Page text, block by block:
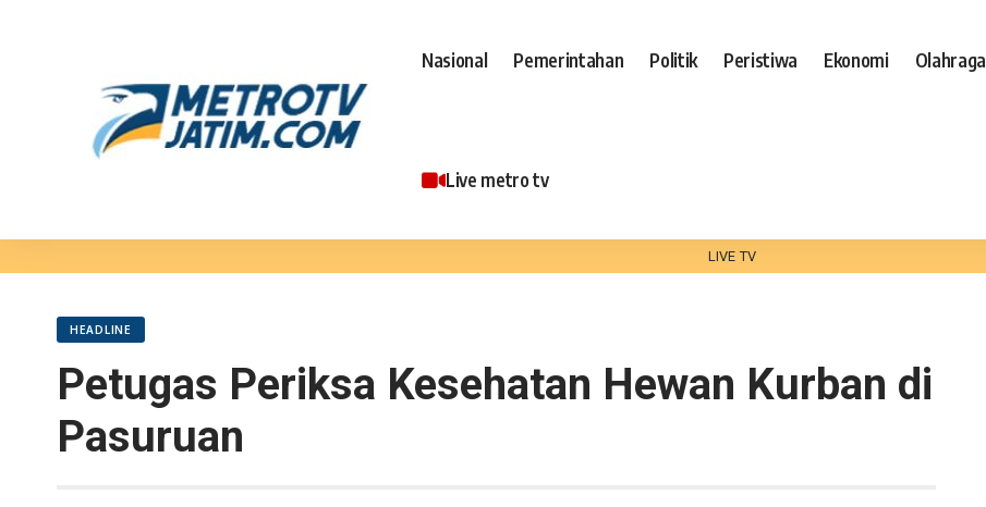
Nasional Pemerintahan Politik Peristiwa Ekonomi Olahraga
Live metro tv
LIVE TV
HEADLINE
Petugas Periksa Kesehatan Hewan Kurban di
Pasuruan